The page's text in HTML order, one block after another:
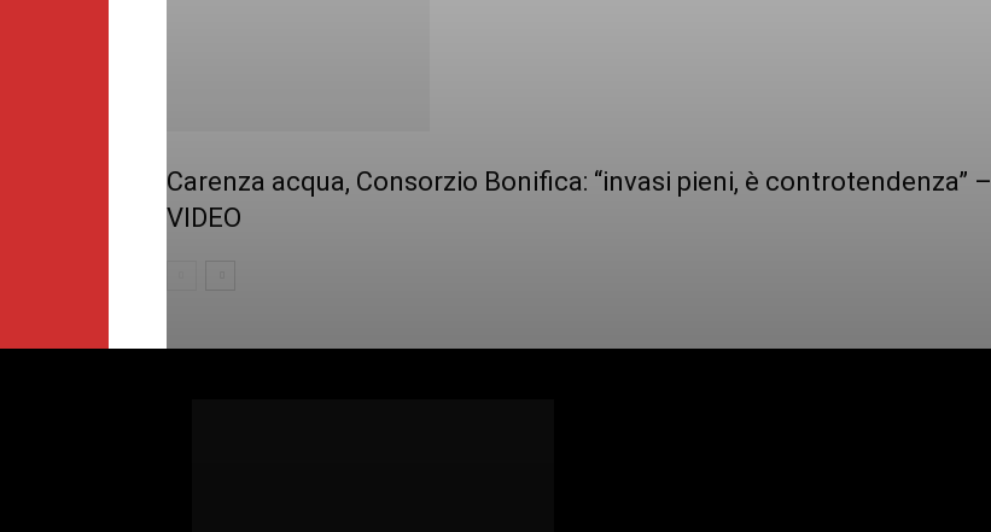
Carenza acqua, Consorzio Bonifica: “invasi pieni, è controtendenza” –
VIDEO